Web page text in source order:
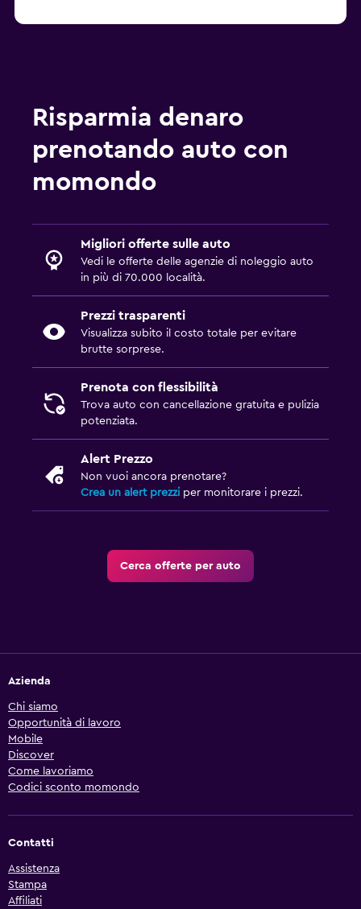
Risparmia denaro
prenotando auto con
momondo
Migliori offerte sulle auto
Vedi le offerte delle agenzie di noleggio auto
in più di 70.000 località.
Prezzi trasparenti
Visualizza subito il costo totale per evitare
brutte sorprese.
Prenota con flessibilità
Trova auto con cancellazione gratuita e pulizia
potenziata.
Alert Prezzo
Non vuoi ancora prenotare?
Crea un alert prezzi per monitorare i prezzi.
Cerca offerte per auto
Azienda
Chi siamo
Opportunità di lavoro
Mobile
Discover
Come lavoriamo
Codici sconto momondo
Contatti
Assistenza
Stampa
Affiliati